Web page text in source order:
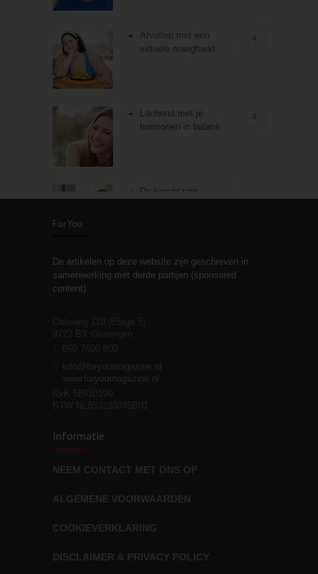
Afvallen met een
virtuele maagband
4
Lachend met je
hormonen in balans
3
De kracht van
Stiefouderschap en
relaties
moeite!
Wat voor leider wil jij
zijn?
ForYou
De artikelen op deze website zijn geschreven in
samenwerking met derde partijen (sponsored
content).
T
E info@foryoumagazine.nl
www.foryoumagazine.nl
Informatie
NEEM CONTACT MET ONS OP
ALGEMENE VOORWAARDEN
COOKIEVERKLARING
DISCLAIMER & PRIVACY POLICY